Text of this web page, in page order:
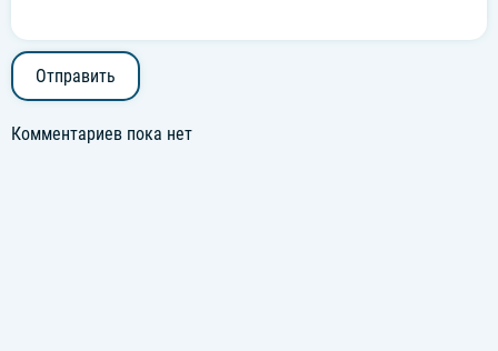
Отправить
Комментариев пока нет